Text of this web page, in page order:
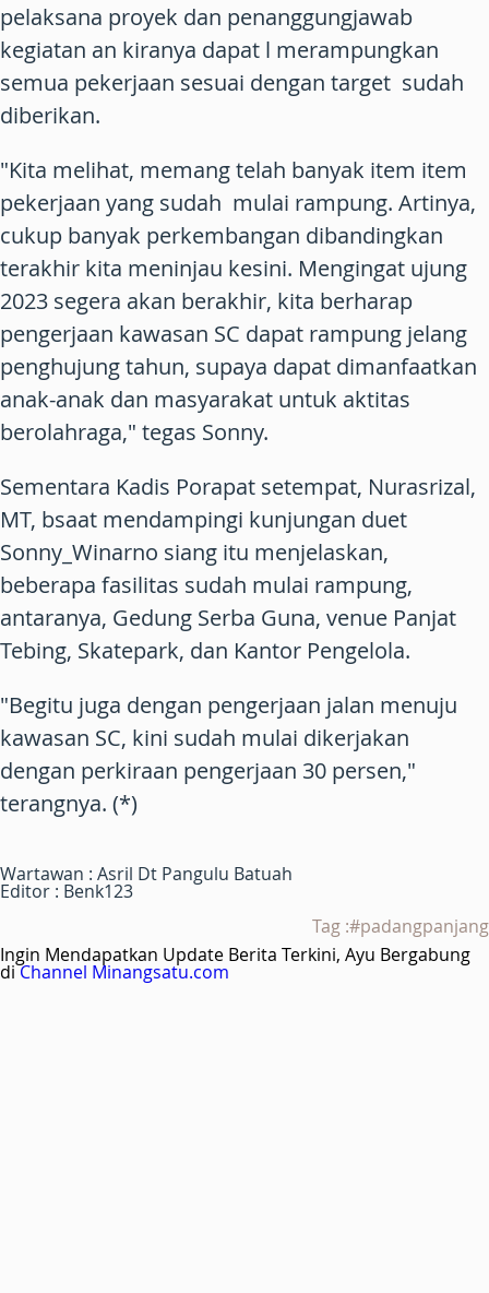
pelaksana proyek dan penanggungjawab
kegiatan an kiranya dapat l merampungkan
semua pekerjaan sesuai dengan target sudah
diberikan.
"Kita melihat, memang telah banyak item item
pekerjaan yang sudah mulai rampung. Artinya,
cukup banyak perkembangan dibandingkan
terakhir kita meninjau kesini. Mengingat ujung
2023 segera akan berakhir, kita berharap
pengerjaan kawasan SC dapat rampung jelang
penghujung tahun, supaya dapat dimanfaatkan
anak-anak dan masyarakat untuk aktitas
berolahraga," tegas Sonny.
Sementara Kadis Porapat setempat, Nurasrizal,
MT, bsaat mendampingi kunjungan duet
Sonny_Winarno siang itu menjelaskan,
beberapa fasilitas sudah mulai rampung,
antaranya, Gedung Serba Guna, venue Panjat
Tebing, Skatepark, dan Kantor Pengelola.
"Begitu juga dengan pengerjaan jalan menuju
kawasan SC, kini sudah mulai dikerjakan
dengan perkiraan pengerjaan 30 persen,"
terangnya. (*)
Wartawan : Asril Dt Pangulu Batuah
Editor : Benk123
Tag :#padangpanjang
Ingin Mendapatkan Update Berita Terkini, Ayu Bergabung
diChannel Minangsatu.com